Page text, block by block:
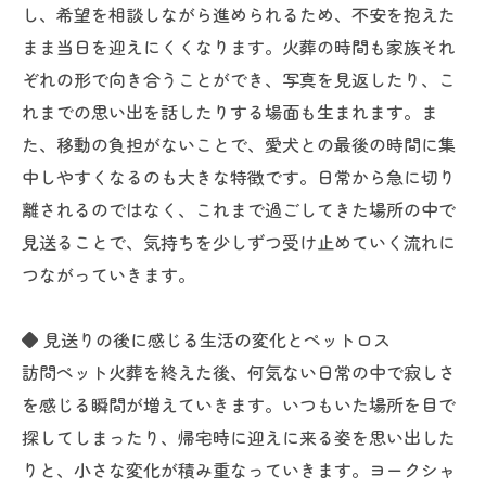
し、希望を相談しながら進められるため、不安を抱えた
まま当日を迎えにくくなります。火葬の時間も家族それ
ぞれの形で向き合うことができ、写真を見返したり、こ
れまでの思い出を話したりする場面も生まれます。ま
た、移動の負担がないことで、愛犬との最後の時間に集
中しやすくなるのも大きな特徴です。日常から急に切り
離されるのではなく、これまで過ごしてきた場所の中で
見送ることで、気持ちを少しずつ受け止めていく流れに
つながっていきます。
◆ 見送りの後に感じる生活の変化とペットロス
訪問ペット火葬を終えた後、何気ない日常の中で寂しさ
を感じる瞬間が増えていきます。いつもいた場所を目で
探してしまったり、帰宅時に迎えに来る姿を思い出した
りと、小さな変化が積み重なっていきます。ヨークシャ